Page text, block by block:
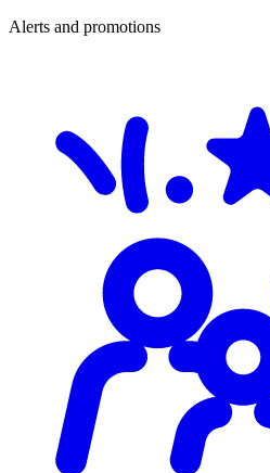
Alerts and promotions